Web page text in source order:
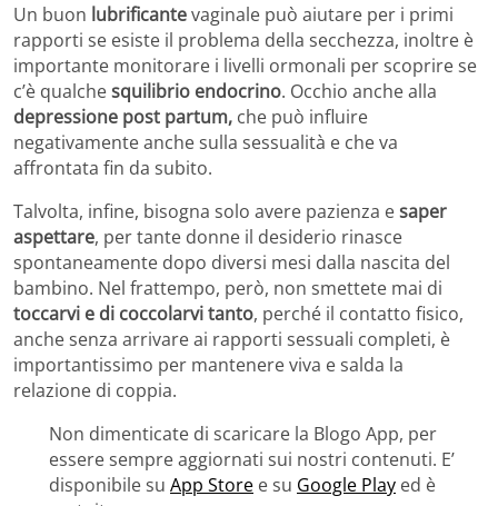
Un buon lubrificantevaginale può aiutare per i primi
rapporti se esiste il problema della secchezza, inoltre è
importante monitorare i livelli ormonali per scoprire se
c’è qualchesquilibrio endocrino. Occhio anche alla
depressione post partum, che può influire
negativamente anche sulla sessualità e che va
affrontata fin da subito.
Talvolta, infine, bisogna solo avere pazienza esaper
aspettare, per tante donne il desiderio rinasce
spontaneamente dopo diversi mesi dalla nascita del
bambino. Nel frattempo, però, non smettete mai di
toccarvi e di coccolarvi tanto, perché il contatto fisico,
anche senza arrivare ai rapporti sessuali completi, è
importantissimo per mantenere viva e salda la
relazione di coppia.
Non dimenticate di scaricare la Blogo App, per
essere sempre aggiornati sui nostri contenuti. E’
disponibile su App Store e su Google Play ed è